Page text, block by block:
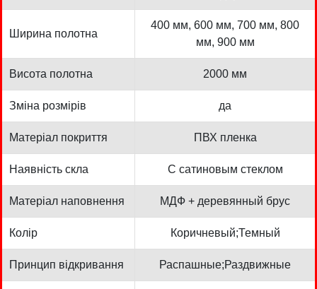
Ширина полотна
400 мм, 600 мм, 700 мм, 800
мм, 900 мм
Висота полотна 2000 мм
Зміна розмірів да
Матеріал покриття ПВХ пленка
Наявність скла С сатиновым стеклом
Матеріал наповнення МДФ + деревянный брус
Колір Коричневый;Темный
Принцип відкривання Распашные;Раздвижные